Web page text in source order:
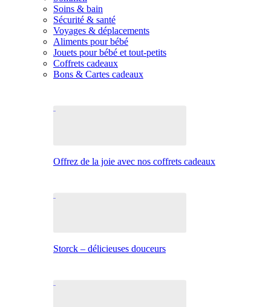
Soins & bain
Sécurité & santé
Voyages & déplacements
Aliments pour bébé
Jouets pour bébé et tout-petits
Coffrets cadeaux
Bons & Cartes cadeaux
Offrez de la joie avec nos coffrets cadeaux
Storck – délicieuses douceurs